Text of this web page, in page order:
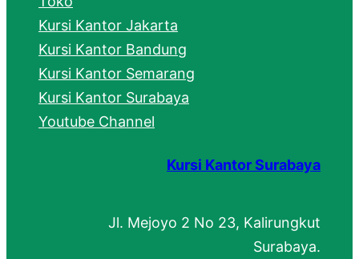
Kursi Kantor Jakarta
Kursi Kantor Bandung
Kursi Kantor Semarang
Kursi Kantor Surabaya
Youtube Channel
Kursi Kantor Surabaya
Jl. Mejoyo 2 No 23, Kalirungkut
Surabaya.